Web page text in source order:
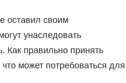
оставил своим
унаследовать
Как правильно принять
может потребоваться для